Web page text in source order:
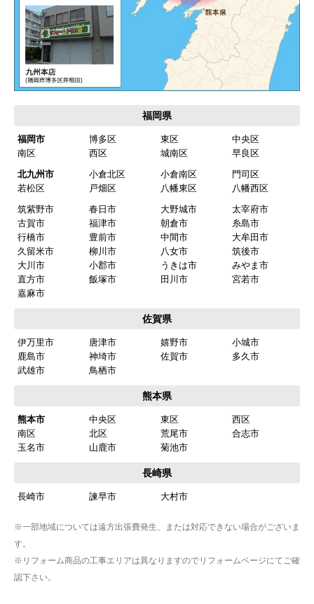
福岡県
福岡市 博多区 東区
中央区
南区
西区 城南区
早良区
北九州市
小倉北区 小倉南区
門司区
若松区
戸畑区 八幡東区
八幡西区
筑紫野市
春日市 大野城市
太宰府市
古賀市
福津市 朝倉市
糸島市
行橋市
豊前市 中間市
大牟田市
久留米市
柳川市 八女市
筑後市
大川市
小郡市 うきは市
みやま市
直方市
飯塚市 田川市
宮若市
嘉麻市
佐賀県
伊万里市 唐津市 嬉野市
小城市
鹿島市
神埼市 佐賀市
多久市
武雄市
鳥栖市
熊本県
熊本市 中央区 東区
西区
南区
北区 荒尾市
合志市
玉名市
山鹿市 菊池市
長崎県
長崎市 諫早市 大村市
※一部地域については遠方出張費発生、または対応できない場合がございま
す。
※リフォーム商品の工事エリアは異なりますのでリフォームページにてご確
認下さい。